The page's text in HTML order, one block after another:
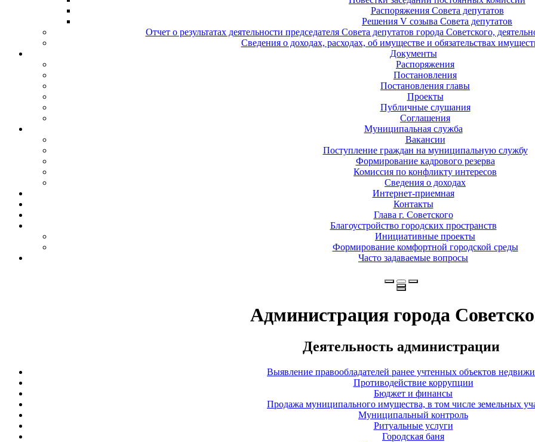
Распоряжения Совета депутатов
Решения V созыва Совета депутатов
Отчет о результатах деятельности председателя Совета депутатов города Советского,
Сведения о доходах, расходах, об имуществе и обязательствах
Документы
Распоряжения
Постановления
Постановления главы
Проекты
Публичные слушания
Соглашения
Муниципальная служба
Вакансии
Поступление граждан на муниципальную службу
Формирование кадрового резерва
Комиссия по конфликту интересов
Сведения о доходах
Интернет-приемная
Контакты
Глава г. Советского
Благоустройство городских пространств
Инициативные проекты
Формирование комфортной городской среды
Часто задаваемые вопросы
Администрация города
Деятельность администрации
Выявление правообладателей ранее учтенных объектов
Противодействие коррупции
Бюджет и финансы
Продажа муниципального имущества, в том числе земельных
Муниципальный контроль
Ритуальные услуги
Городская баня